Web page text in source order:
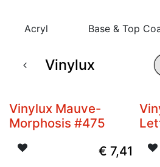
Acryl Base & Top
Vinylux
Vinylux Mauve-
Morphosis #475
€ 7,41